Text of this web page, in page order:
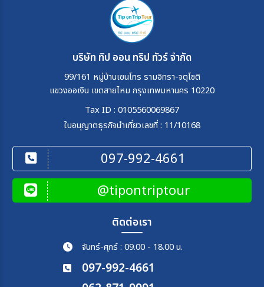
บริษัท ทิป ออน ทริป ทัวร์ จำกัด
99/161 หมู่บ้านเซนโทร รามอิทรา-จตุโชติ
แขวงออเงิน เขตสายไหม กรุงเทพมหานคร 10220
Tax ID : 0105560069867
ใบอนุญาตธุรกิจนำเที่ยวเลขที่ : 11/10168
097-992-4661
@tipontriptour
ติดต่อเรา
จันทร์-ศุกร์ : 09.00 - 18.00 น.
097-992-4661